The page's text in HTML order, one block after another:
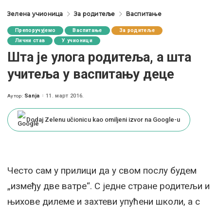
Зелена учионица За родитеље Васпитање
Препоручујемо Васпитање
За родитеље
Лични став
У учионици
Шта је улога родитеља, а шта
учитеља у васпитању деце
Posted
Аутор: Sanja 11. март 2016.
Dodaj Zelenu učionicu kao omiljeni izvor na Google-u
Често сам у прилици да у свом послу будем
„између две ватре“. С једне стране родитељи и
њихове дилеме и захтеви упућени школи, а с